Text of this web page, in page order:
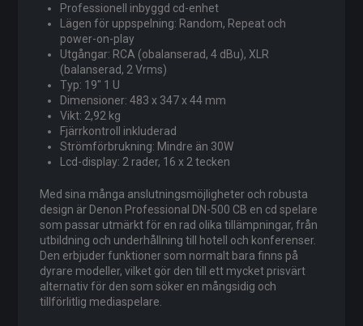
Professionell inbyggd cd-enhet
Lägen för uppspelning: Random, Repeat och
power-on-play
Utgångar: RCA (obalanserad, 4 dBu), XLR
(balanserad, 2 Vrms)
Typ: 19″ 1 U
Dimensioner: 483 x 347 x 44 mm
Vikt: 2,92 kg
Fjärrkontroll inkluderad
Strömförbrukning: Mindre än 30W
Lcd-display: 2 rader, 16 x 2 tecken
Med sina många anslutningsmöjligheter och robusta
design är Denon Professional DN-500 CB en cd spelare
som passar utmärkt för en rad olika tillämpningar, från
utbildning och underhållning till hotell och konferenser.
Den erbjuder funktioner som normalt bara finns på
dyrare modeller, vilket gör den till ett mycket prisvärt
alternativ för den som söker en mångsidig och
tillförlitlig mediaspelare.